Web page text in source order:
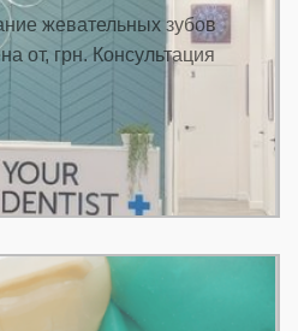
жевательных зубов
от, грн. Консультация